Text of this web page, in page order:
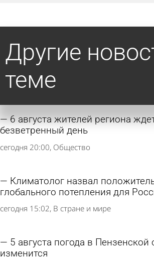
Другие
теме
6 августа жителей региона
безветренный день
сегодня 20:00 Общество
Климатолог назвал
глобального потепления для
сегодня 15:02 В стране и мире
5 августа погода в Пензенской
изменится